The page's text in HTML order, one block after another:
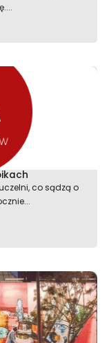
co sądzą o